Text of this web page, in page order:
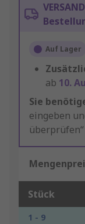
Auf Lager
ab 10.
Sie
eingeben
Stück
1 - 9